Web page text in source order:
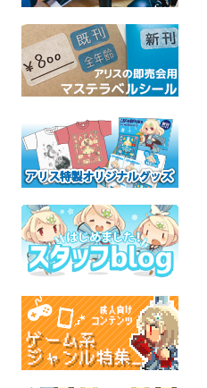
めない長い夢 総集編
蒼い時のちびっ子たち
ケモノ
全年齢